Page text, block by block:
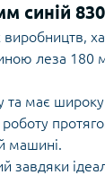
синій
леза 180
має широку
машині.
завдяки